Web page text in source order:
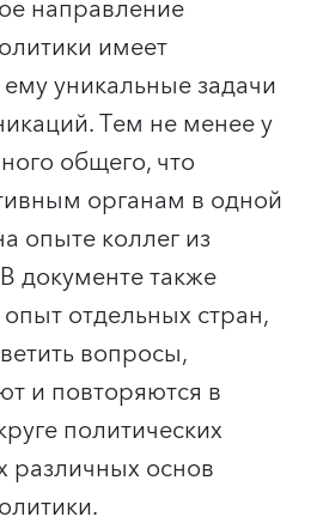
направление
имеет
уникальные задачи
Тем не менее у
общего, что
органам в одной
опыте коллег из
документе также
отдельных стран,
вопросы,
и повторяются в
политических
различных основ